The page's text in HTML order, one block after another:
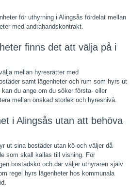
för uthyrning i Alingsås fördelat mellan
med andrahandskontrakt.
finns det att välja på i
mellan hyresrätter med
samt lägenheter och rum som hyrs ut
du ange om du söker första- eller
mellan önskad storlek och hyresnivå.
i Alingsås utan att behöva
ut sina bostäder utan kö och väljer då
som skall kallas till visning. För
bostadskö och där väljer uthyraren själv
regel hyrs lägenheter hos kommunala